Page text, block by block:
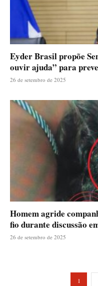
Eyder Brasil propõe
ouvir ajuda” para
26 de setembro de 2025
Homem agride
fio durante discussão
26 de setembro de 2025
1